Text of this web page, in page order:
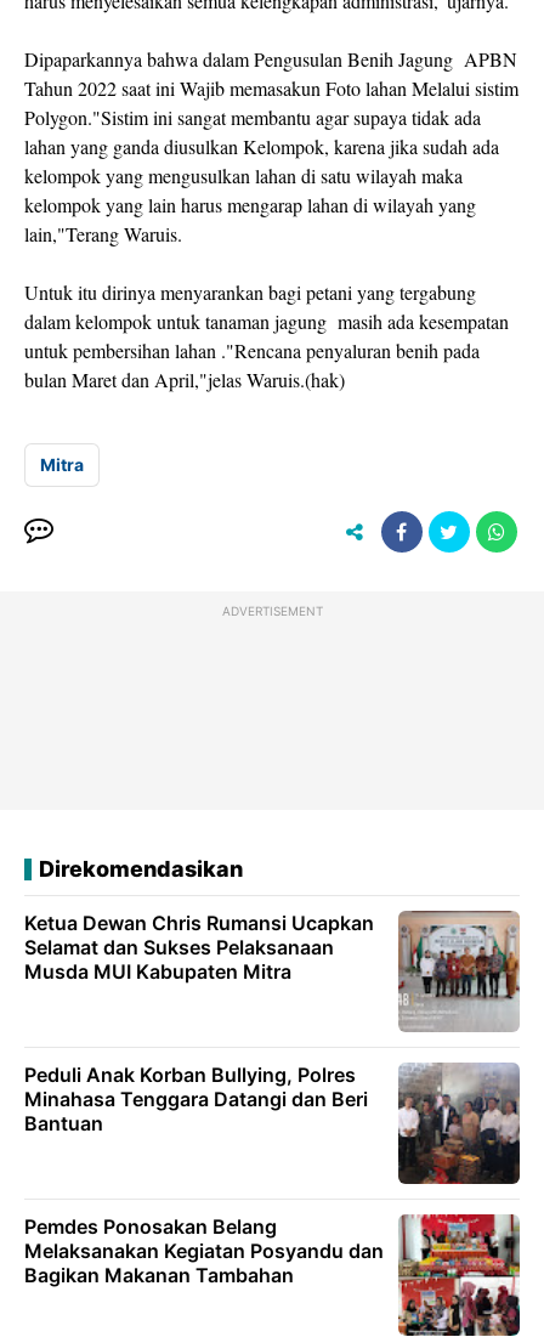
Dipaparkannya bahwa dalam Pengusulan Benih Jagung APBN
Tahun 2022 saat ini Wajib memasakun Foto lahan Melalui sistim
Polygon."Sistim ini sangat membantu agar supaya tidak ada
lahan yang ganda diusulkan Kelompok, karena jika sudah ada
kelompok yang mengusulkan lahan di satu wilayah maka
kelompok yang lain harus mengarap lahan di wilayah yang
lain,"Terang Waruis.
Untuk itu dirinya menyarankan bagi petani yang tergabung
dalam kelompok untuk tanaman jagung masih ada kesempatan
untuk pembersihan lahan ."Rencana penyaluran benih pada
bulan Maret dan April,"jelas Waruis.(hak)
Mitra
ADVERTISEMENT
Direkomendasikan
Ketua Dewan Chris Rumansi Ucapkan
Selamat dan Sukses Pelaksanaan
Musda MUI Kabupaten Mitra
‎Peduli Anak Korban Bullying, Polres
Minahasa Tenggara Datangi dan Beri
Bantuan
Pemdes Ponosakan Belang
Melaksanakan Kegiatan Posyandu dan
Bagikan Makanan Tambahan